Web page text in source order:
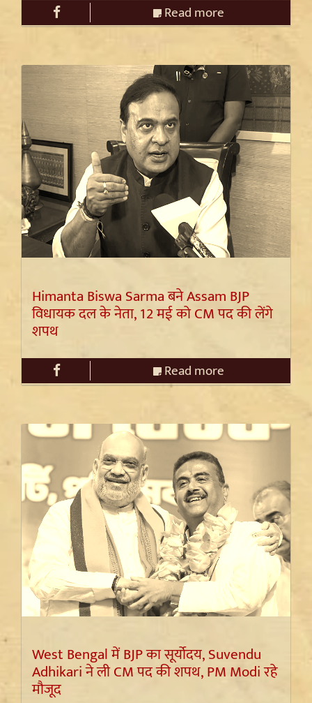
Read more
Himanta Biswa Sarma बने Assam BJP
विधायक दल के नेता, 12 मई को CM पद की लेंगे
शपथ
Read more
West Bengal में BJP का सूर्योदय, Suvendu
Adhikari ने ली CM पद की शपथ, PM Modi रहे
मौजूद